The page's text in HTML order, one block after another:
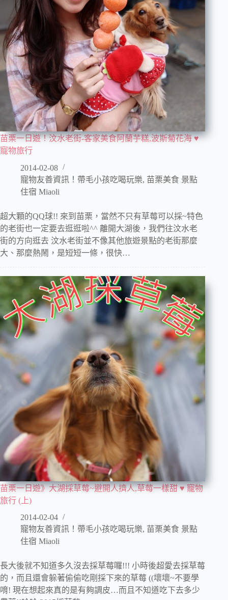
苗栗一日遊！汶水老街-客家美食阿蘭芋糕,波斯菊花海 ♥
寵物旅行
2014-02-08
寵物友善資訊！帶毛小孩吃喝玩樂, 苗栗美食 景點
住宿 Miaoli
超大顆的QQ球!! 來到苗栗，當然不只有草莓可以採~特色
的老街也一定要去逛逛啦^^ 離開大湖後，我們往汶水老
街的方向逛去 汶水老街並不像其他旅遊景點的老街那麼
大、那麼熱鬧，是短短一條，很快…
苗栗一日遊》大湖採草莓~避開人擠人,草莓一樣甜 ♥ 寵物
旅行 (上)
2014-02-04
寵物友善資訊！帶毛小孩吃喝玩樂, 苗栗美食 景點
住宿 Miaoli
長大後就不知道多久沒去採草莓囉!!! 小時後超愛去採草莓
的，而且還會躲著偷偷吃剛採下來的草莓 ((壞壞~不要學
唷! 現在想起來真的是有夠調皮…而且不知道吃下去多少